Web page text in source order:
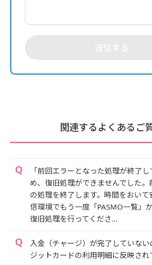
送信する
関連するよくあるご
「前回エラーとなった処理が終了
め、復旧処理ができませんでした。
の処理を終了します。時間をおいて
信環境でもう一度「PASMO一覧」か
復旧処理を行ってくださ...
入金（チャージ）が完了していない
ジットカードの利用明細に反映され